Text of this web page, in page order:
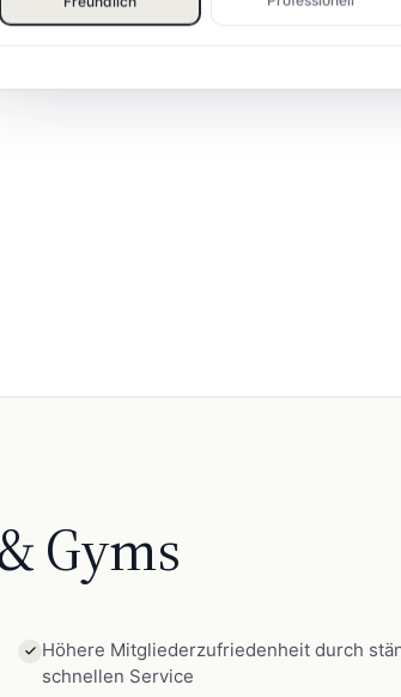
Gyms
Höhere Mitgliederzufriedenheit durch
schnellen Service